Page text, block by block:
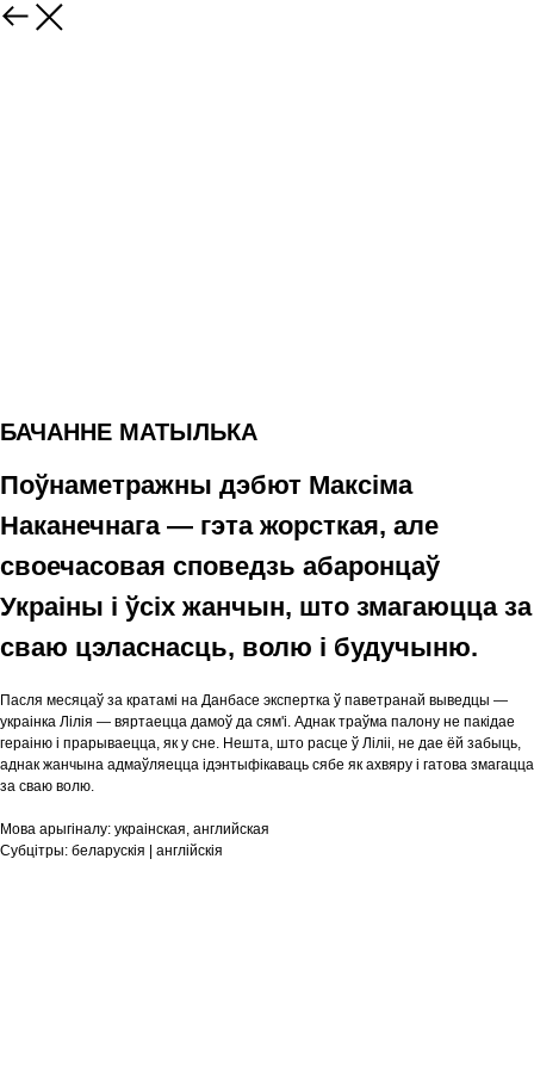
БАЧАННЕ МАТЫЛЬКА
Поўнаметражны дэбют Максіма
Наканечнага — гэта жорсткая, але
своечасовая споведзь абаронцаў
Украіны і ўсіх жанчын, што змагаюцца за
сваю цэласнасць, волю і будучыню.
Пасля месяцаў за кратамі на Данбасе экспертка ў паветранай выведцы —
украінка Лілія — вяртаецца дамоў да сям'і. Аднак траўма палону не пакідае
гераіню і прарываецца, як у сне. Нешта, што расце ў Ліліі, не дае ёй забыць,
аднак жанчына адмаўляецца ідэнтыфікаваць сябе як ахвяру і гатова змагацца
за сваю волю.
Мова арыгіналу: украінская, английская
Субцітры: беларускія | англійскія